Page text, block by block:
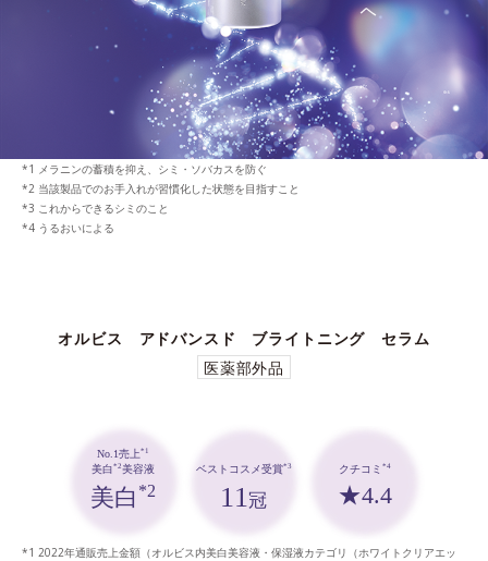
メラニンの蓄積を抑え、シミ・ソバカスを防ぐ
当該製品でのお手入れが習慣化した状態を目指すこと
これからできるシミのこと
うるおいによる
オルビス アドバンスド ブライトニング セラム
医薬部外品
No.1売上*1
美白*2美容液
美白 *2
ベストコスメ受賞*3
11冠
クチコミ *4
★4.4
2022年通販売上金額（オルビス内美白美容液・保湿液カテゴリ（ホワイトクリアエッ